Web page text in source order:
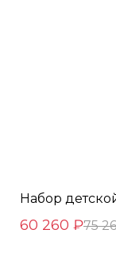
Набор
60 260 ₽75